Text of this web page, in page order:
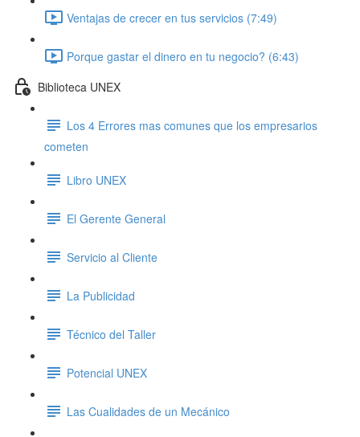
Ventajas de crecer en tus servicios (7:49)
Porque gastar el dinero en tu negocio? (6:43)
Biblioteca UNEX
Los 4 Errores mas comunes que los empresarios
cometen
Libro UNEX
El Gerente General
Servicio al Cliente
La Publicidad
Técnico del Taller
Potencial UNEX
Las Cualidades de un Mecánico